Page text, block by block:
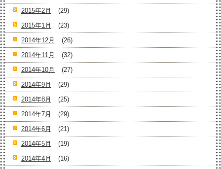
2015年2月
(29)
2015年1月
(23)
2014年12月
(26)
2014年11月
(32)
2014年10月
(27)
2014年9月
(29)
2014年8月
(25)
2014年7月
(29)
2014年6月
(21)
2014年5月
(19)
2014年4月
(16)